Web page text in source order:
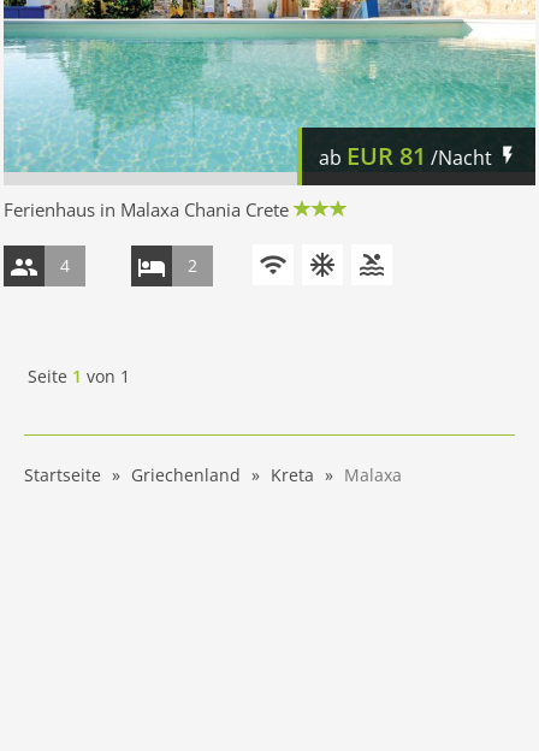
ab EUR 81 /Nacht
Ferienhaus in Malaxa Chania Crete
4 2
Seite 1 von 1
Startseite Griechenland Kreta Malaxa